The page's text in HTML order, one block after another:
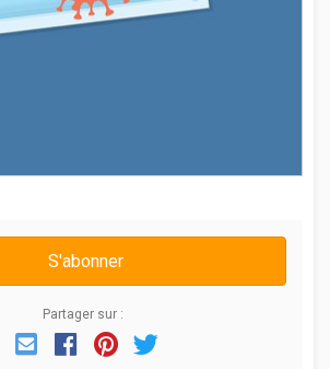
S'abonner
Partager sur :
EmailFacebook